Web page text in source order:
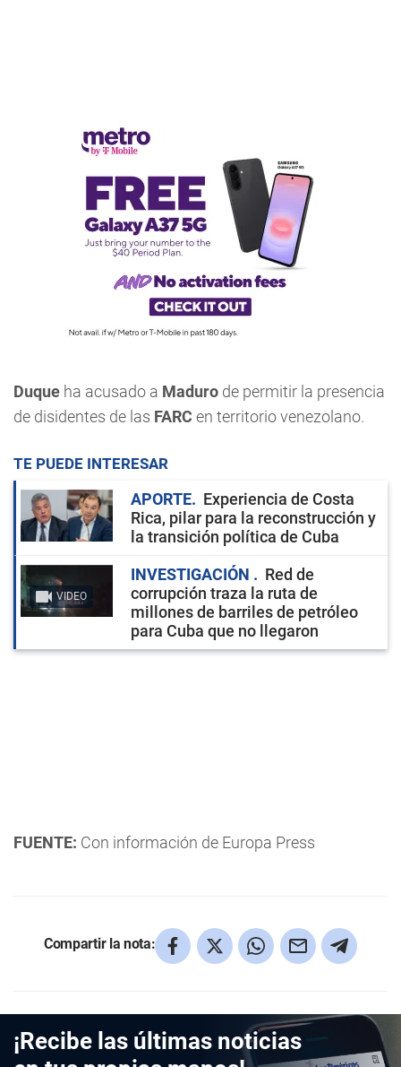
Duque ha acusado a Maduro de permitir la presencia
de disidentes de las FARC en territorio venezolano.
TE PUEDE INTERESAR
APORTE
Experiencia de Costa
Rica, pilar para la reconstrucción y
la transición política de Cuba
VIDEO
INVESTIGACIÓN
Red de
corrupción traza la ruta de
millones de barriles de petróleo
para Cuba que no llegaron
FUENTE: Con información de Europa Press
Compartir la nota:
¡Recibe las últimas noticias